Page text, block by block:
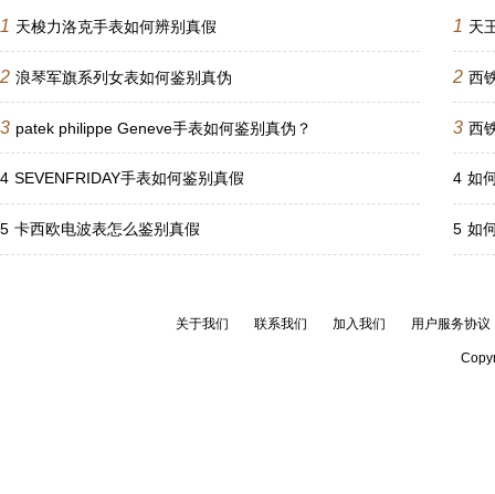
1 天梭力洛克手表如何辨别真假
2 浪琴军旗系列女表如何鉴别真伪
3 patek philippe Geneve手表如何鉴别真伪？
4 SEVENFRIDAY手表如何鉴别真假
5 卡西欧电波表怎么鉴别真假
1 天
2 西
3 西
4 如
5 如
关于我们 联系我们 加入我们 用户服务协议